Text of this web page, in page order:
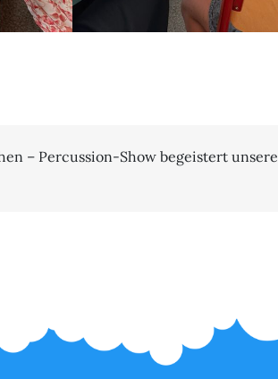
– Percussion-Show begeistert unsere